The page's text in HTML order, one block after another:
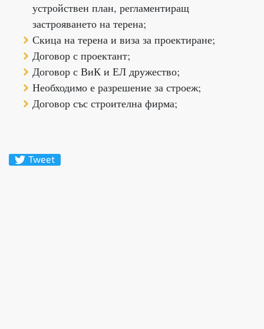
устройствен план, регламентиращ
застрояването на терена;
Скица на терена и виза за проектиране;
Договор с проектант;
Договор с ВиК и ЕЛ дружество;
Необходимо е разрешение за строеж;
Договор със строителна фирма;
Tweet